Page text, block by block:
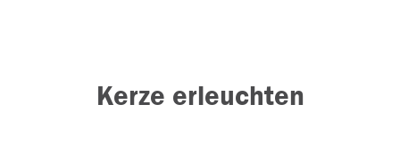
Kerze erleuchten